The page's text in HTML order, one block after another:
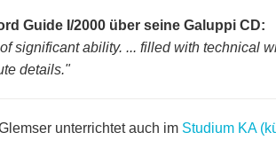
Guide I/2000 über seine Galuppi CD:
significant ability. ... filled with technical
details."
unterrichtet auch im Studium KA